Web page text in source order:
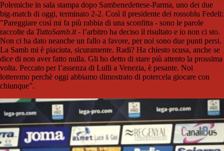
Polemiche in sala stampa dopo Sambenedettese-Parma, uno dei due
big-match di oggi, terminato 2-2. Così il presidente dei rossoblu Fedeli:
"Pareggiare così mi fa più rabbia di una sconfitta - sono le parole
raccolte da TuttoSamb.it- l’arbitro ha deciso il risultato e io non ci sto.
Non ci ha dato neanche un fallo a favore, per noi sono due punti persi.
La Samb mi è piaciuta, sicuramente. Radi? Ha chiesto scusa, anche se
dice di non aver fatto nulla. Gli ho detto di stare più attento la prossima
volta. Peccato per l’assenza di Lulli a Venezia, è pesante. Noi
lotteremo perchè oggi abbiamo dimostrato di potercela giocare con
chiunque”.